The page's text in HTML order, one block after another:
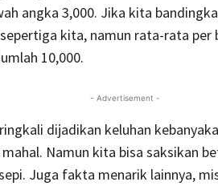
angka 3,000. Jika kita
kita, namun rata-rata per
10,000.
- Advertisement -
dijadikan keluhan
Namun kita bisa saksikan
Juga fakta menarik lainnya,